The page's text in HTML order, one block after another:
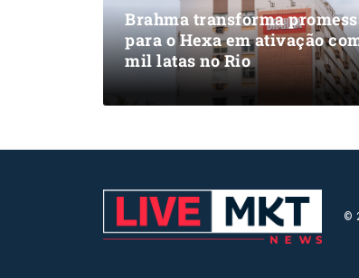
Brahma transforma
para o Hexa em ativação
mil latas no Rio
©